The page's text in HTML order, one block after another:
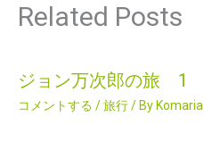
Related Posts
ジョン万次郎の旅 1
コメントする /旅行/ By Komaria